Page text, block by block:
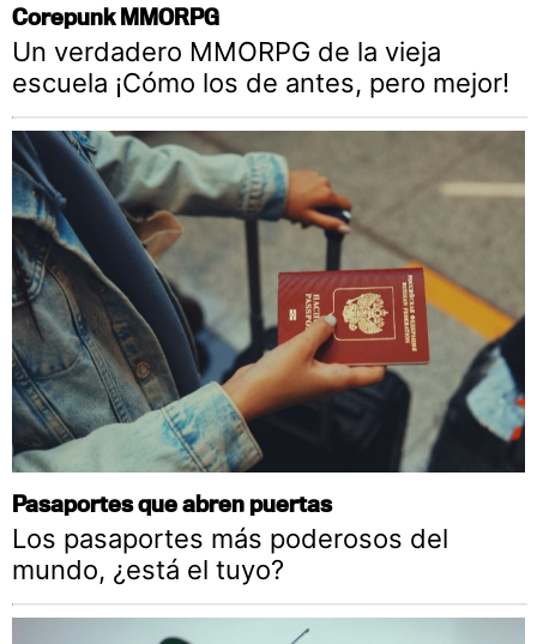
Corepunk MMORPG
Un verdadero MMORPG de la vieja
escuela ¡Cómo los de antes, pero mejor!
Pasaportes que abren puertas
Los pasaportes más poderosos del
mundo, ¿está el tuyo?